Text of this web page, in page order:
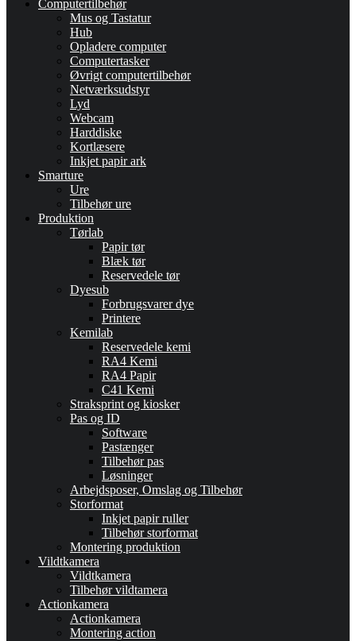
Computertilbehør
Mus og Tastatur
Hub
Opladere computer
Computertasker
Øvrigt computertilbehør
Netværksudstyr
Lyd
Webcam
Harddiske
Kortlæsere
Inkjet papir ark
Smarture
Ure
Tilbehør ure
Produktion
Tørlab
Papir tør
Blæk tør
Reservedele tør
Dyesub
Forbrugsvarer dye
Printere
Kemilab
Reservedele kemi
RA4 Kemi
RA4 Papir
C41 Kemi
Straksprint og kiosker
Pas og ID
Software
Pastænger
Tilbehør pas
Løsninger
Arbejdsposer, Omslag og Tilbehør
Storformat
Inkjet papir ruller
Tilbehør storformat
Montering produktion
Vildtkamera
Vildtkamera
Tilbehør vildtamera
Actionkamera
Actionkamera
Montering action